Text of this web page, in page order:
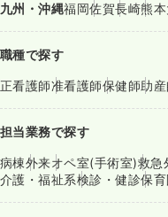
九州・沖縄福岡佐賀長崎熊本
職種で探す
正看護師准看護師保健師助
担当業務で探す
病棟外来オペ室(手術室)救急
介護・福祉系検診・健診保